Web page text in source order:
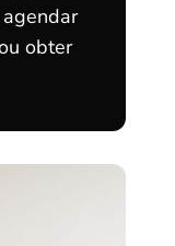
obter